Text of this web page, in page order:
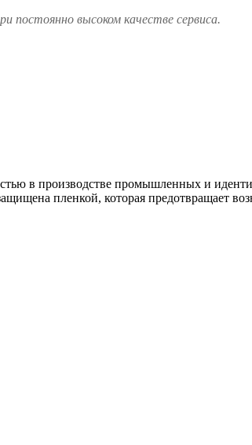
постоянно высоком качестве сервиса.
в производстве промышленных и
пленкой, которая предотвращает